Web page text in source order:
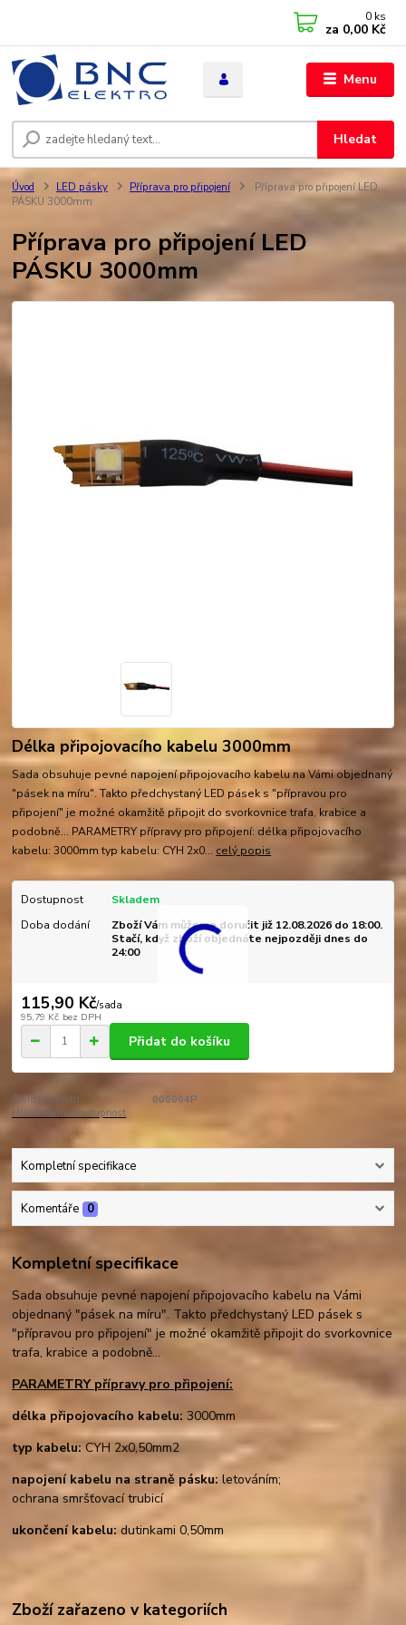
Menu
Hledat
0 ks
za 0,00 Kč
Úvod LED pásky Příprava pro připojení
Příprava pro připojení LED
PÁSKU 3000mm
Příprava pro připojení LED
PÁSKU 3000mm
Délka připojovacího kabelu 3000mm
Sada obsuhuje pevné napojení připojovacího kabelu na Vámi objednaný
"pásek na míru". Takto předchystaný LED pásek s "přípravou pro
připojení" je možné okamžitě připojit do svorkovnice trafa, krabice a
podobně... PARAMETRY přípravy pro připojení: délka připojovacího
kabelu: 3000mm typ kabelu: CYH 2x0... celý popis
Dostupnost
Skladem
Doba dodání
Zboží Vám můžeme doručit již 12.08.2026 do 18:00.
Stačí, když zboží objednáte nejpozději dnes do
24:00
115,90 Kč/sada
95,79 Kč bez DPH
Přidat do košíku
Číslo produktu:
000004P
Hlídat cenu / dostupnost
Kompletní specifikace
Komentáře 0
Kompletní specifikace
Sada obsuhuje pevné napojení připojovacího kabelu na Vámi
objednaný "pásek na míru". Takto předchystaný LED pásek s
"přípravou pro připojení" je možné okamžitě připojit do svorkovnice
trafa, krabice a podobně...
PARAMETRY přípravy pro připojení:
délka připojovacího kabelu: 3000mm
typ kabelu:CYH 2x0,50mm2
napojení kabelu na straně pásku:letováním;
ochrana smršťovací trubicí
ukončení kabelu:dutinkami 0,50mm
Zboží zařazeno v kategoriích